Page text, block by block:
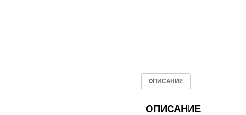
ОПИСАНИЕ
ОПИСАНИЕ